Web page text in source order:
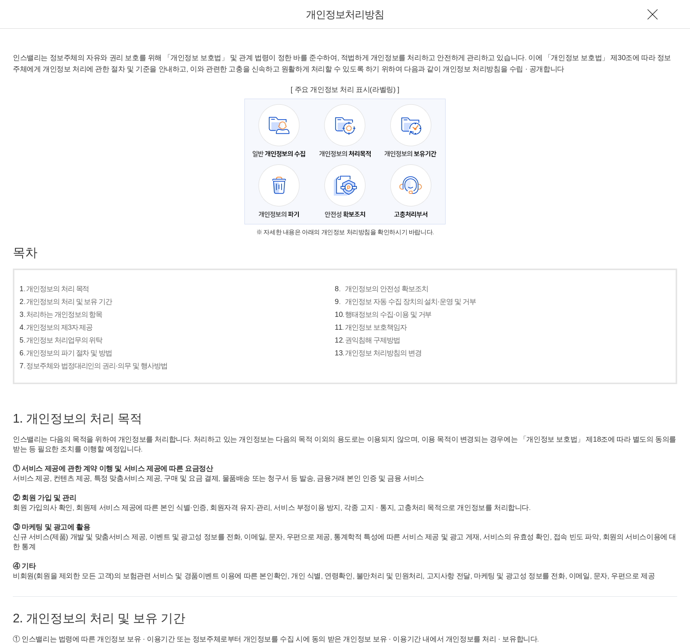
개인정보처리방침
인스밸리는 정보주체의 자유와 권리 보호를 위해 「개인정보 보호법」 및 관계 법령이 정한 바를 준수하여, 적법하게 개인정보를 처리하고 안전하게 관리하고 있습니다. 이에 「개인정보 보호법」 제30조에 따라 정보
주체에게 개인정보 처리에 관한 절차 및 기준을 안내하고, 이와 관련한 고충을 신속하고 원활하게 처리할 수 있도록 하기 위하여 다음과 같이 개인정보 처리방침을 수립 · 공개합니다
[ 주요 개인정보 처리 표시(라벨링) ]
※ 자세한 내용은 아래의 개인정보 처리방침을 확인하시기 바랍니다.
목차
1. 개인정보의 처리 목적
2. 개인정보의 처리 및 보유 기간
3. 처리하는 개인정보의 항목
4. 개인정보의 제3자 제공
5. 개인정보 처리업무의 위탁
6. 개인정보의 파기 절차 및 방법
7. 정보주체와 법정대리인의 권리·의무 및 행사방법
8.
개인정보의 안전성 확보조치
9.
개인정보 자동 수집 장치의 설치·운영 및 거부
10. 행태정보의 수집·이용 및 거부
11. 개인정보 보호책임자
12. 권익침해 구제방법
13. 개인정보 처리방침의 변경
1. 개인정보의 처리 목적
인스밸리는 다음의 목적을 위하여 개인정보를 처리합니다. 처리하고 있는 개인정보는 다음의 목적 이외의 용도로는 이용되지 않으며, 이용 목적이 변경되는 경우에는 「개인정보 보호법」 제18조에 따라 별도의 동의를
받는 등 필요한 조치를 이행할 예정입니다.
① 서비스 제공에 관한 계약 이행 및 서비스 제공에 따른 요금정산
서비스 제공, 컨텐츠 제공, 특정 맞춤서비스 제공, 구매 및 요금 결제, 물품배송 또는 청구서 등 발송, 금융거래 본인 인증 및 금융 서비스
② 회원 가입 및 관리
회원 가입의사 확인, 회원제 서비스 제공에 따른 본인 식별·인증, 회원자격 유지·관리, 서비스 부정이용 방지, 각종 고지 · 통지, 고충처리 목적으로 개인정보를 처리합니다.
③ 마케팅 및 광고에 활용
신규 서비스(제품) 개발 및 맞춤서비스 제공, 이벤트 및 광고성 정보를 전화, 이메일, 문자, 우편으로 제공, 통계학적 특성에 따른 서비스 제공 및 광고 게재, 서비스의 유효성 확인, 접속 빈도 파악, 회원의 서비스이용에 대
한 통계
④ 기타
비회원(회원을 제외한 모든 고객)의 보험관련 서비스 및 경품이벤트 이용에 따른 본인확인, 개인 식별, 연령확인, 불만처리 및 민원처리, 고지사항 전달, 마케팅 및 광고성 정보를 전화, 이메일, 문자, 우편으로 제공
2. 개인정보의 처리 및 보유 기간
① 인스밸리는 법령에 따른 개인정보 보유 · 이용기간 또는 정보주체로부터 개인정보를 수집 시에 동의 받은 개인정보 보유 · 이용기간 내에서 개인정보를 처리 · 보유합니다.